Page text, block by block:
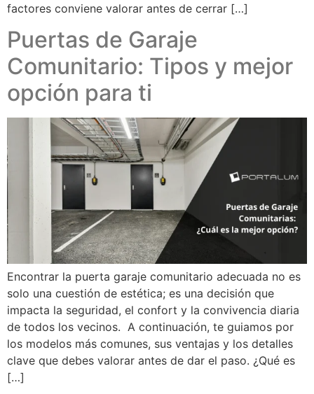
factores conviene valorar antes de cerrar […]
Puertas de Garaje
Comunitario: Tipos y mejor
opción para ti
Encontrar la puerta garaje comunitario adecuada no es
solo una cuestión de estética; es una decisión que
impacta la seguridad, el confort y la convivencia diaria
de todos los vecinos. A continuación, te guiamos por
los modelos más comunes, sus ventajas y los detalles
clave que debes valorar antes de dar el paso. ¿Qué es
[…]